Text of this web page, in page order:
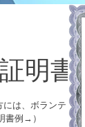
明書
は、ボランティア
書例→）